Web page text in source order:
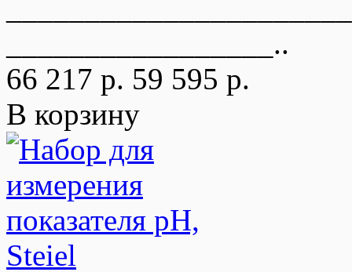
_________________..
66 217 р. 59 595 р.
В корзину